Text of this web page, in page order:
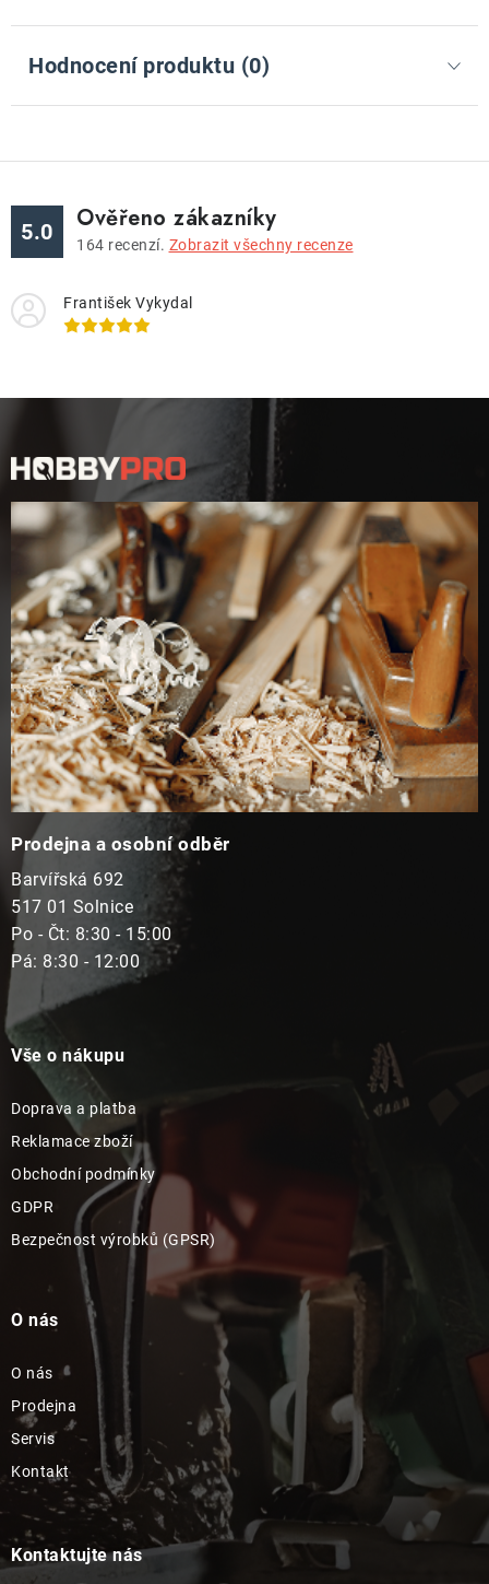
Hodnocení produktu (0)
5.0 Ověřeno zákazníky
164 recenzí. Zobrazit všechny recenze
František Vykydal
p
a
Prodejna a osobní odběr
Barvířská 692
517 01 Solnice
Po - Čt: 8:30 - 15:00
Pá: 8:30 - 12:00
Vše o nákupu
Doprava a platba
Reklamace zboží
Obchodní podmínky
GDPR
Bezpečnost výrobků (GPSR)
O nás
O nás
Prodejna
Servis
Kontakt
Kontaktujte nás